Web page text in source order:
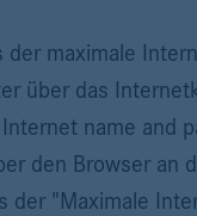
der maximale
über das
name and
den Browser an
der "Maximale